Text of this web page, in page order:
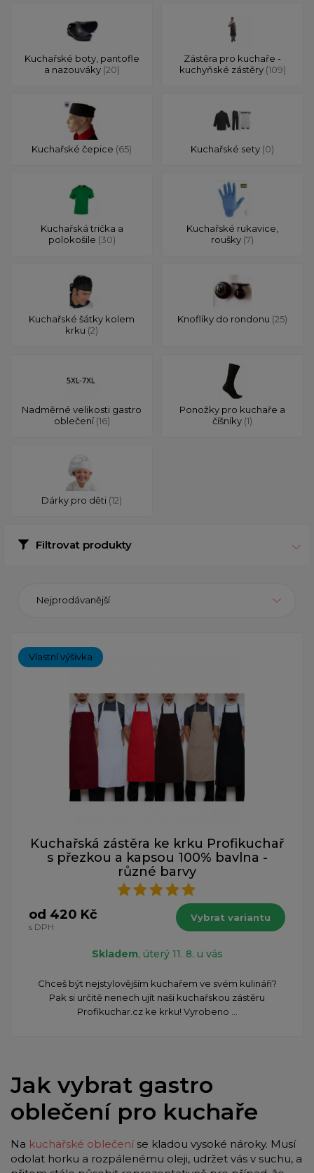
Kuchařské boty, pantofle
a nazouváky (20)
Zástěra pro kuchaře -
kuchyňské zástěry (109)
Kuchařské čepice (65) Kuchařské sety (0)
Kuchařská trička a
polokošile (30)
Kuchařské rukavice,
roušky (7)
Kuchařské šátky kolem
krku (2)
Knoflíky do rondonu (25)
Nadměrné velikosti gastro
oblečení(16)
Ponožky pro kuchaře a
číšníky (1)
Dárky pro děti (12)
Filtrovat produkty
Nejprodávanější
Vlastní výšivka
Kuchařská zástěra ke krku Profikuchař
s přezkou a kapsou 100% bavlna -
různé barvy
od 420 Kč
s DPH
Vybrat variantu
Skladem, úterý 11. 8. u vás
Chceš být nejstylovějším kuchařem ve svém kulináři?
Pak si určitě nenech ujít naši kuchařskou zástěru
Profikuchar.cz ke krku! Vyrobeno ...
Jak vybrat gastro
oblečení pro kuchaře
Na kuchařské oblečeníse kladou vysoké nároky. Musí
odolat horku a rozpálenému oleji, udržet vás v suchu, a